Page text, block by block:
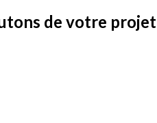
de votre projet